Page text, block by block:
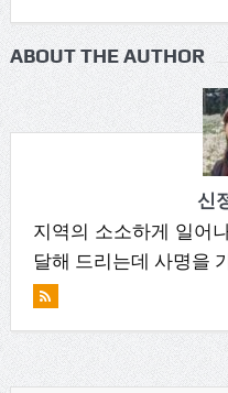
ABOUT THE AUTHOR
신
지역의 소소하게 일어
달해 드리는데 사명을